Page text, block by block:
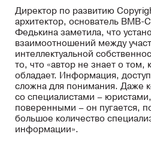
Директор по развитию
архитектор, основатель
Федькина заметила, что
взаимоотношений между
интеллектуальной
то, что «автор не знает о том,
обладает. Информация,
сложна для понимания. Даже
со специалистами –
поверенными – он пугается,
большое количество
информации».